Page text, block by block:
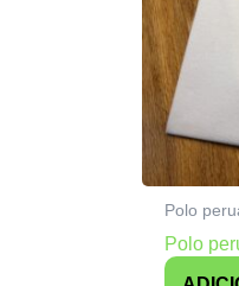
Polo
Polo